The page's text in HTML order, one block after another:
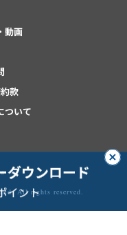
動画
款
ついて
All rights reserved.